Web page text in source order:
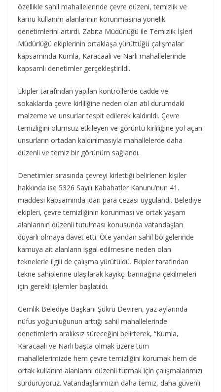
özellikle sahil mahallelerinde çevre düzeni, temizlik ve
kamu kullanım alanlarının korunmasına yönelik
denetimlerini artırdı. Zabıta Müdürlüğü ile Temizlik İşleri
Müdürlüğü ekiplerinin ortaklaşa yürüttüğü çalışmalar
kapsamında Kumla, Karacaali ve Narlı mahallelerinde
kapsamlı denetimler gerçekleştirildi.
Ekipler tarafından yapılan kontrollerde cadde ve
sokaklarda çevre kirliliğine neden olan atıl durumdaki
malzeme ve unsurlar tespit edilerek kaldırıldı. Çevre
temizliğini olumsuz etkileyen ve görüntü kirliliğine yol açan
unsurların ortadan kaldırılmasıyla mahallelerde daha
düzenli ve temiz bir görünüm sağlandı.
Denetimler sırasında çevreyi kirlettiği belirlenen kişiler
hakkında ise 5326 Sayılı Kabahatler Kanunu’nun 41.
maddesi kapsamında idari para cezası uygulandı. Belediye
ekipleri, çevre temizliğinin korunması ve ortak yaşam
alanlarının düzenli tutulması konusunda vatandaşları
duyarlı olmaya davet etti. Öte yandan sahil bölgelerinde
kamuya ait alanların işgal edilmesine neden olan
teknelerle ilgili de çalışma yürütüldü. Ekipler tarafından
tekne sahiplerine ulaşılarak kayıkçı barınağına çekilmeleri
için gerekli işlemler başlatıldı.
Gemlik Belediye Başkanı Şükrü Deviren, yaz aylarında
nüfus yoğunluğunun arttığı sahil mahallelerinde
denetimlerin aralıksız süreceğini belirterek, “Kumla,
Karacaali ve Narlı başta olmak üzere tüm
mahallelerimizde hem çevre temizliğini korumak hem de
ortak kullanım alanlarını düzenli tutmak için çalışmalarımızı
sürdürüyoruz. Vatandaşlarımızın daha temiz, daha güvenli